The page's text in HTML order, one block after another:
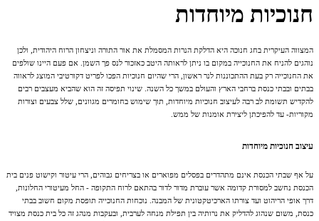
חנוכיות מיוחדות
המצווה העיקרית בחג חנוכה היא הדלקת הנרות המסמלת את אור התורה וניצחון הרוח היהודית, ולכן
נוהגים להניח את החנוכייה במקום בו ניתן לראותה היטב כאזכור לנס פך השמן. אם פעם היינו שולפים
את החנוכייה רק בעת ההתכוננות לנר ראשון, הרי שהיום חנוכיות הפכו לפריט דקורטיבי המוצג לראווה
בבתים ובבתי כנסת ברחבי הארץ והעולם במשך כל השנה. שינוי תפיסה זה הוא שהביא מעצבים רבים
להקדיש תשומת לב רבה לעיצוב חנוכיות מיוחדות, תוך שימוש בחומרים מגוונים, שלל צבעים וצורות
מקוריות- עד להפיכתן ליצירת אומנות של ממש.
עיצוב חנוכיות מיוחדות
על אף שבתי הכנסת אינם מתהדרים בפסלים מפוארים או בצריחים גבוהים, הרי עיטור וקישוט פנים בית
הכנסת נחשב למסורת קדומה אשר עוברת מדור לדור בהתאם לרוח התקופה - החל מעיטורי החלונות,
דרך אופי הריהוט ועד צורתו הארכיטקטונית של המבנה. נוכחות החנוכייה תופסת מקום חשוב בבתי
כנסת, משום שנהוג להדליק את נרותיה בין תפילת מנחה לערבית, ובעקבות מנהג זה כל בית כנסת מצויד